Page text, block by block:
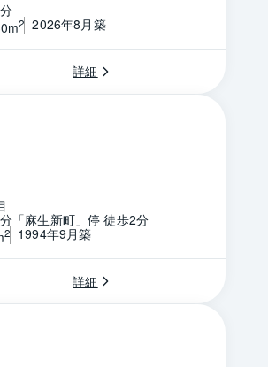
2 2026年8月築
詳細
「麻生新町」停 徒歩2分
2 1994年9月築
詳細